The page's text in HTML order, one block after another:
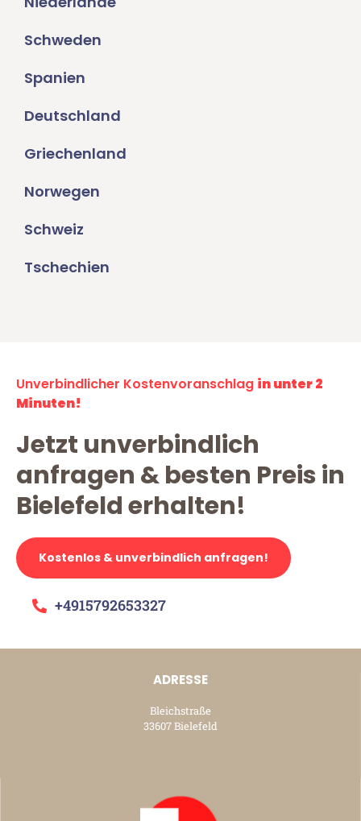
Schweden
Spanien
Deutschland
Griechenland
Norwegen
Schweiz
Tschechien
Unverbindlicher Kostenvoranschlag in unter 2
Minuten!
Jetzt unverbindlich
anfragen & besten Preis in
Bielefeld erhalten!
Kostenlos & unverbindlich anfragen!
+4915792653327
ADRESSE
Bleichstraße
33607 Bielefeld